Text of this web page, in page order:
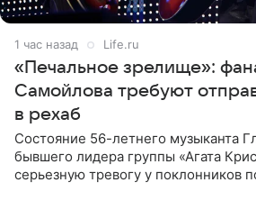
1 час назад Life.ru
«Печальное зрелище»:
Самойлова требуют
в рехаб
Состояние 56-летнего музыканта
бывшего лидера группы «Агата
серьезную тревогу у поклонников